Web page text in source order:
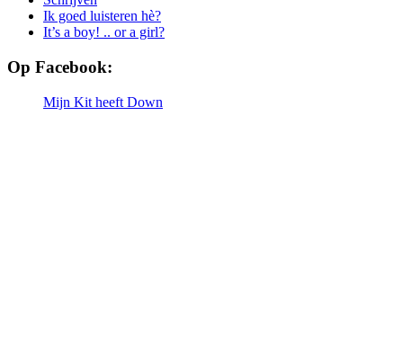
Ik goed luisteren hè?
It’s a boy! .. or a girl?
Op Facebook:
Mijn Kit heeft Down